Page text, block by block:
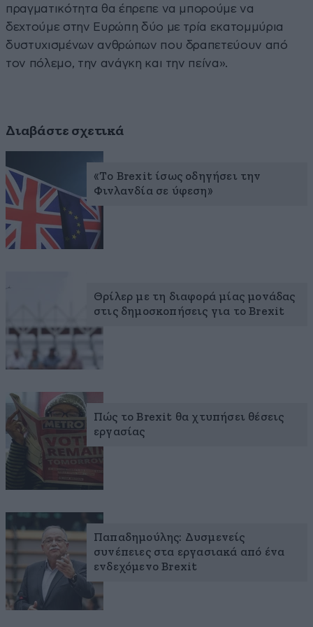
πραγματικότητα θα έπρεπε να μπορούμε να
δεχτούμε στην Ευρώπη δύο με τρία εκατομμύρια
δυστυχισμένων ανθρώπων που δραπετεύουν από
τον πόλεμο, την ανάγκη και την πείνα».
Διαβάστε σχετικά
«Το Brexit ίσως οδηγήσει την
Φινλανδία σε ύφεση»
Θρίλερ με τη διαφορά μίας μονάδας
στις δημοσκοπήσεις για το Brexit
Πώς το Brexit θα χτυπήσει θέσεις
εργασίας
Παπαδημούλης: Δυσμενείς
συνέπειες στα εργασιακά από ένα
ενδεχόμενο Brexit